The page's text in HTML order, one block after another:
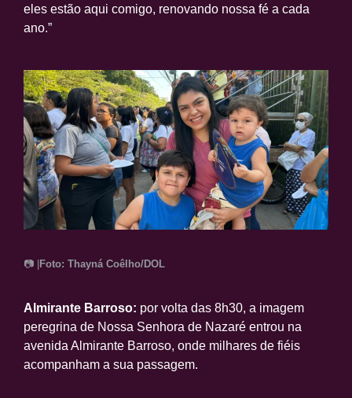
eles estão aqui comigo, renovando nossa fé a cada
ano.”
📷 | Foto: Thayná Coêlho/DOL
Almirante Barroso: por volta das 8h30, a imagem
peregrina de Nossa Senhora de Nazaré entrou na
avenida Almirante Barroso, onde milhares de fiéis
acompanham a sua passagem.